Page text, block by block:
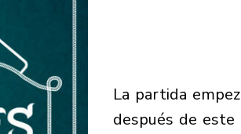
la partida empezará
después de este